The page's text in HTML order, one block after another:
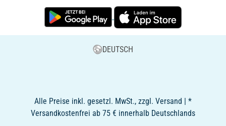
DEUTSCH
Alle Preise inkl. gesetzl. MwSt., zzgl. Versand | *
Versandkostenfrei ab 75 € innerhalb Deutschlands